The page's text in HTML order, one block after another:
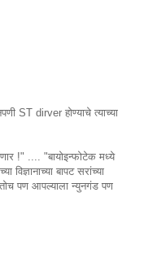
ST dirver होण्याचे त्याच्या
!" .... "बायोइन्फोटेक मध्ये
बापट सरांच्या
पण आपल्याला न्युनगंड पण